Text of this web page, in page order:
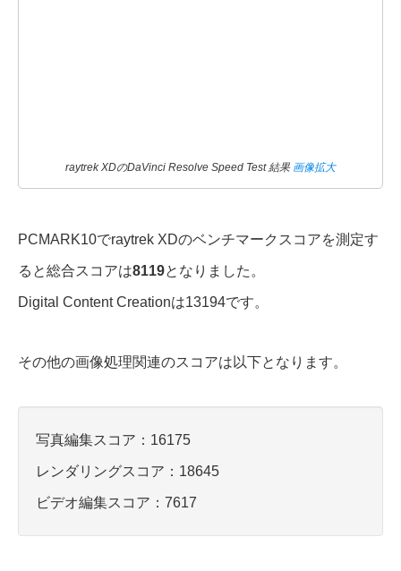
raytrek XDのDaVinci Resolve Speed Test 結果 画像拡大
PCMARK10でraytrek XDのベンチマークスコアを測定す
ると総合スコアは8119となりました。
Digital Content Creationは13194です。
その他の画像処理関連のスコアは以下となります。
写真編集スコア：16175
レンダリングスコア：18645
ビデオ編集スコア：7617